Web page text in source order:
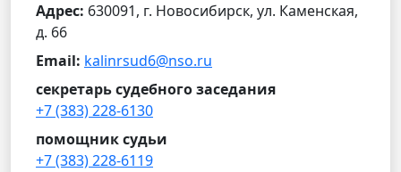
Адрес: 630091, г. Новосибирск, ул. Каменская,
д. 66
Email: kalinrsud6@nso.ru
секретарь судебного заседания
+7 (383) 228-6130
помощник судьи
+7 (383) 228-6119